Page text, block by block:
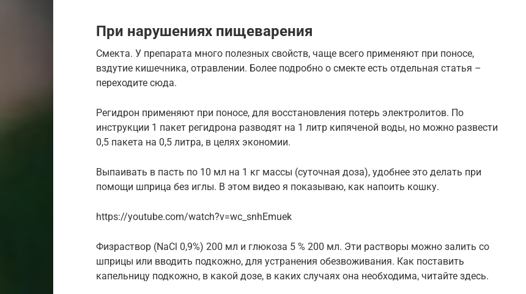
При нарушениях пищеварения
Смекта. У препарата много полезных свойств, чаще всего применяют при поносе,
вздутие кишечника, отравлении. Более подробно о смекте есть отдельная статья –
переходите сюда.
Регидрон применяют при поносе, для восстановления потерь электролитов. По
инструкции 1 пакет регидрона разводят на 1 литр кипяченой воды, но можно развести
0,5 пакета на 0,5 литра, в целях экономии.
Выпаивать в пасть по 10 мл на 1 кг массы (суточная доза), удобнее это делать при
помощи шприца без иглы. В этом видео я показываю, как напоить кошку.
https://youtube.com/watch?v=wc_snhEmuek
Физраствор (NaCl 0,9%) 200 мл и глюкоза 5 % 200 мл. Эти растворы можно залить со
шприцы или вводить подкожно, для устранения обезвоживания. Как поставить
капельницу подкожно, в какой дозе, в каких случаях она необходима, читайте здесь.